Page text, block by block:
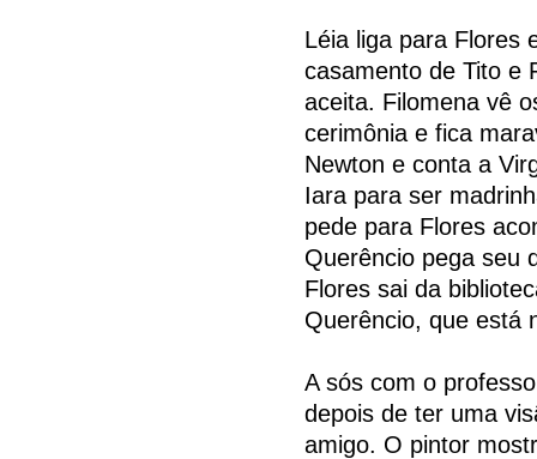
Léia liga para Flores
casamento de Tito e
aceita. Filomena vê
cerimônia e fica
Newton e conta a
Iara para ser
pede para Flores
Querêncio pega seu
Flores sai da
Querêncio, que está
A sós com o
depois de ter uma
amigo. O pintor